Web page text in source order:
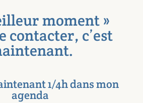
moment »
contacter, c’est
1/4h dans mon
agenda